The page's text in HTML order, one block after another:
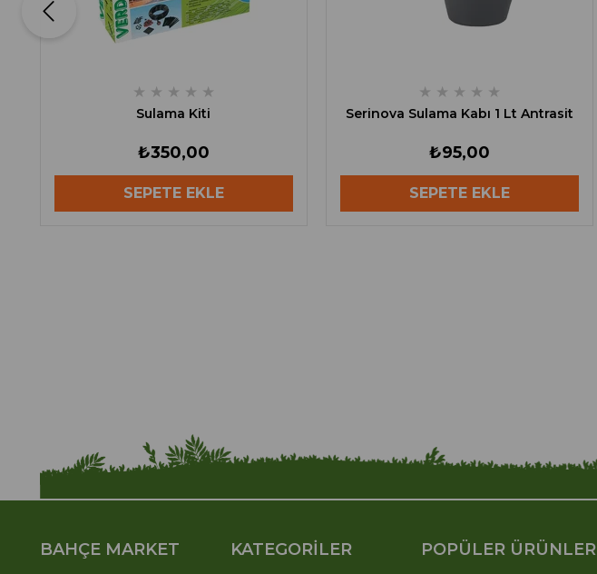
★ ★ ★ ★ ★
Sulama Kiti
₺350,00
SEPETE EKLE
★ ★ ★ ★ ★
Serinova Sulama Kabı 1 Lt Antrasit
₺95,00
SEPETE EKLE
BAHÇE MARKET KATEGORİLER POPÜLER ÜRÜNLER